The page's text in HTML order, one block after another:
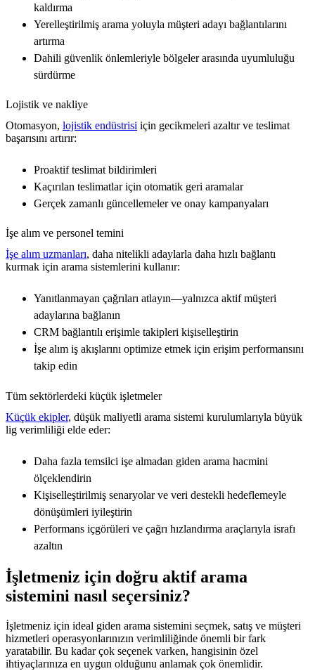
kaldırma
Yerelleştirilmiş arama yoluyla müşteri adayı bağlantılarını
artırma
Dahili güvenlik önlemleriyle bölgeler arasında uyumluluğu
sürdürme
Lojistik ve nakliye
Otomasyon, lojistik endüstrisi için gecikmeleri azaltır ve teslimat
başarısını artırır:
Proaktif teslimat bildirimleri
Kaçırılan teslimatlar için otomatik geri aramalar
Gerçek zamanlı güncellemeler ve onay kampanyaları
İşe alım ve personel temini
İşe alım uzmanları, daha nitelikli adaylarla daha hızlı bağlantı
kurmak için arama sistemlerini kullanır:
Yanıtlanmayan çağrıları atlayın—yalnızca aktif müşteri
adaylarına bağlanın
CRM bağlantılı erişimle takipleri kişiselleştirin
İşe alım iş akışlarını optimize etmek için erişim performansını
takip edin
Tüm sektörlerdeki küçük işletmeler
Küçük ekipler, düşük maliyetli arama sistemi kurulumlarıyla büyük
lig verimliliği elde eder:
Daha fazla temsilci işe almadan giden arama hacmini
ölçeklendirin
Kişiselleştirilmiş senaryolar ve veri destekli hedeflemeyle
dönüşümleri iyileştirin
Performans içgörüleri ve çağrı hızlandırma araçlarıyla israfı
azaltın
İşletmeniz için doğru aktif arama
sistemini nasıl seçersiniz?
İşletmeniz için ideal giden arama sistemini seçmek, satış ve müşteri
hizmetleri operasyonlarınızın verimliliğinde önemli bir fark
yaratabilir. Bu kadar çok seçenek varken, hangisinin özel
ihtiyaçlarınıza en uygun olduğunu anlamak çok önemlidir.